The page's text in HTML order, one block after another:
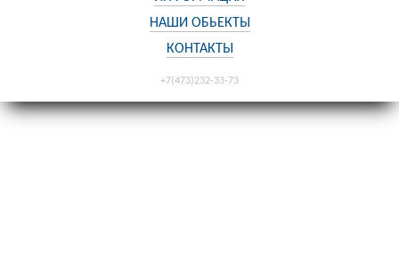
НАШИ ОБЬЕКТЫ
КОНТАКТЫ
+7(473)232-33-73